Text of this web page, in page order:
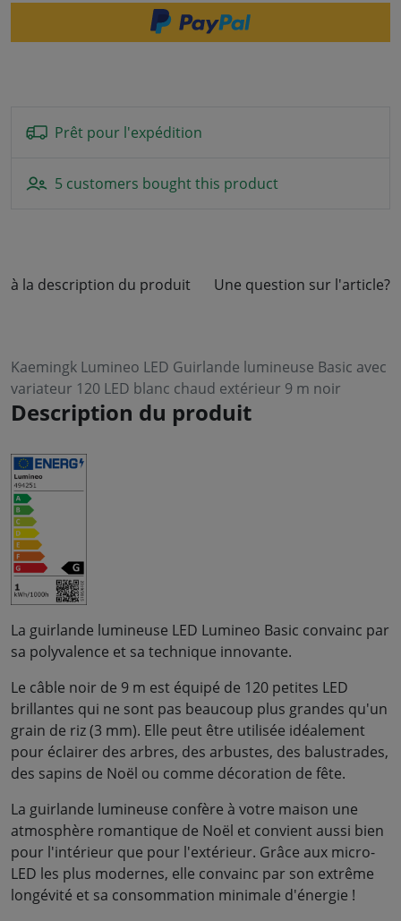
Prêt pour l'expédition
5 customers bought this product
à la description du produit Une question sur l'article?
Kaemingk Lumineo LED Guirlande lumineuse Basic avec
variateur 120 LED blanc chaud extérieur 9 m noir
Description du produit
La guirlande lumineuse LED Lumineo Basic convainc par
sa polyvalence et sa technique innovante.
Le câble noir de 9 m est équipé de 120 petites LED
brillantes qui ne sont pas beaucoup plus grandes qu'un
grain de riz (3 mm). Elle peut être utilisée idéalement
pour éclairer des arbres, des arbustes, des balustrades,
des sapins de Noël ou comme décoration de fête.
La guirlande lumineuse confère à votre maison une
atmosphère romantique de Noël et convient aussi bien
pour l'intérieur que pour l'extérieur. Grâce aux micro-
LED les plus modernes, elle convainc par son extrême
longévité et sa consommation minimale d'énergie !